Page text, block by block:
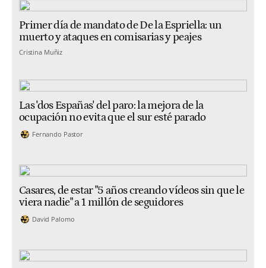
Primer día de mandato de De la Espriella: un
muerto y ataques en comisarias y peajes
Cristina Muñiz
Las 'dos Españas' del paro: la mejora de la
ocupación no evita que el sur esté parado
Fernando Pastor
Casares, de estar "5 años creando vídeos sin que le
viera nadie" a 1 millón de seguidores
David Palomo